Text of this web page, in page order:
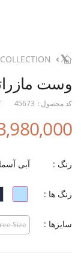
وست
کد محصول : 45673
13,980,000
رنگ : آبی
رنگ ها :
سایزها : Size